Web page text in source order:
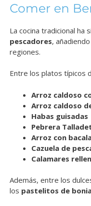
Comer en
La cocina tradicional ha
pescadores,
regiones.
Entre los platos típicos
Arroz caldoso
Arroz caldoso
Habas guisadas
Pebrera
Arroz con
Cazuela de
Calamares
Además, entre los
los pastelitos de